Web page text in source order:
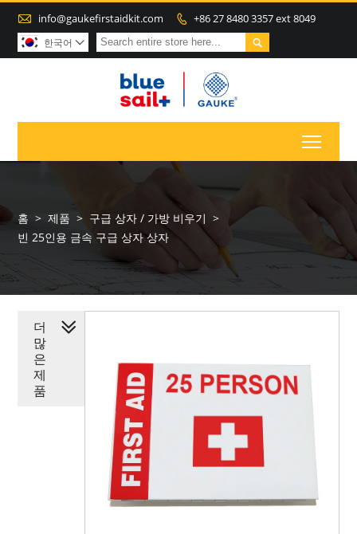
 info@gaukefirstaidkit.com  +86 27 8480 3357 ext 8049

한국어 
홈 > 제품 > 구급 상자 / 가방 비우기 >
빈 25인용 금속 구급 상자 상자
더
많
은
제
품